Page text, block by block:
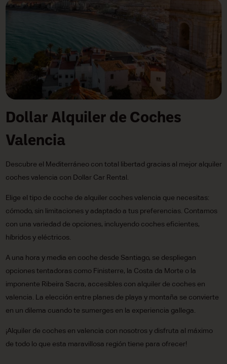
Dollar Alquiler de Coches
Valencia
Descubre el Mediterráneo con total libertad gracias al mejor alquiler
coches valencia con Dollar Car Rental.
Elige el tipo de coche de alquiler coches valencia que necesitas:
cómodo, sin limitaciones y adaptado a tus preferencias. Contamos
con una variedad de opciones, incluyendo coches eficientes,
híbridos y eléctricos.
A una hora y media en coche desde Santiago, se despliegan
opciones tentadoras como Finisterre, la Costa da Morte o la
imponente Ribeira Sacra, accesibles con alquiler de coches en
valencia. La elección entre planes de playa y montaña se convierte
en un dilema cuando te sumerges en la experiencia gallega.
¡Alquiler de coches en valencia con nosotros y disfruta al máximo
de todo lo que esta maravillosa región tiene para ofrecer!